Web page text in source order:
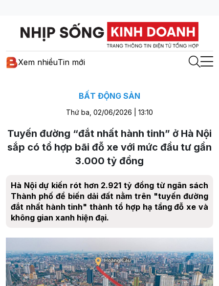
Xem nhiềuTin mới
BẤT ĐỘNG SẢN
Thứ ba, 02/06/2026 | 13:10
Tuyến đường “đắt nhất hành tinh” ở Hà Nội
sắp có tổ hợp bãi đỗ xe với mức đầu tư gần
3.000 tỷ đồng
Hà Nội dự kiến rót hơn 2.921 tỷ đồng từ ngân sách
Thành phố để biến dải đất nằm trên "tuyến đường
đắt nhất hành tinh" thành tổ hợp hạ tầng đỗ xe và
không gian xanh hiện đại.